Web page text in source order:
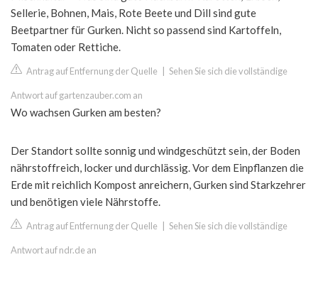
Sellerie, Bohnen, Mais, Rote Beete und Dill sind gute
Beetpartner für Gurken. Nicht so passend sind Kartoffeln,
Tomaten oder Rettiche.
Antrag auf Entfernung der Quelle Sehen Sie sich die vollständige
Antwort auf gartenzauber.com an
Wo wachsen Gurken am besten?
Der Standort sollte sonnig und windgeschützt sein, der Boden
nährstoffreich, locker und durchlässig. Vor dem Einpflanzen die
Erde mit reichlich Kompost anreichern, Gurken sind Starkzehrer
und benötigen viele Nährstoffe.
Antrag auf Entfernung der Quelle Sehen Sie sich die vollständige
Antwort auf ndr.de an